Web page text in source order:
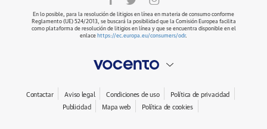
En lo posible, para la resolución de litigios en línea en materia de consumo conforme
Reglamento (UE) 524/2013, se buscará la posibilidad que la Comisión Europea facilita
como plataforma de resolución de litigios en línea y que se encuentra disponible en el
enlace https://ec.europa.eu/consumers/odr.
Contactar Aviso legal Condiciones de uso
Política de privacidad
Publicidad
Mapa web Política de cookies